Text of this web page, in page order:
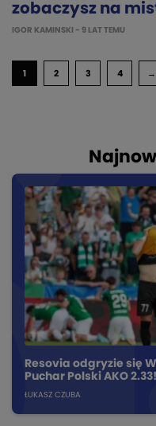
zobaczysz na
IGOR KAMINSKI - 9 LAT TEMU
1 2 3 4 →
Resovia odgryzie się
Puchar Polski AKO 2.33!
ŁUKASZ CZUBA